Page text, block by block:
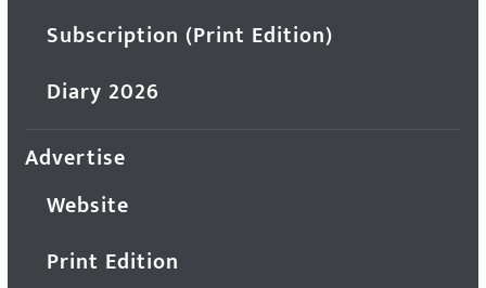
Subscription (Print Edition)
Diary 2026
Advertise
Website
Print Edition